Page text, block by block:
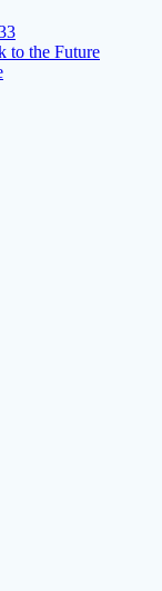
to the Future